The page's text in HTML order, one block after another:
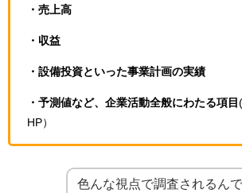
・売上高
・収益
・設備投資といった事業計画の実績
・予測値など、企業活動全般にわたる項目
HP）
色んな視点で調査されるんで